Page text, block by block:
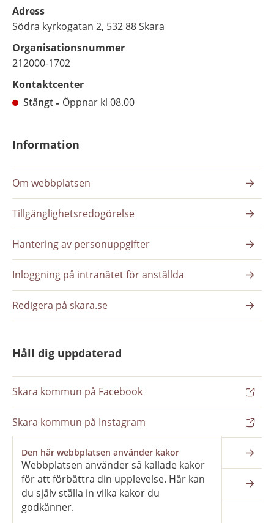
Den här webbplatsen använder kakor
Webbplatsen använder så kallade kakor
för att förbättra din upplevelse. Här kan
du själv ställa in vilka kakor du
godkänner.
Adress
Södra kyrkogatan 2, 532 88 Skara
Organisationsnummer
212000-1702
Kontaktcenter
Stängt
Öppnar kl 08.00
Information
Om webbplatsen
Tillgänglighetsredogörelse
Hantering av personuppgifter
Inloggning på intranätet för anställda
Redigera på skara.se
Håll dig uppdaterad
Skara kommun på Facebook
Skara kommun på Instagram
Nyhetsbrev
Pressrum